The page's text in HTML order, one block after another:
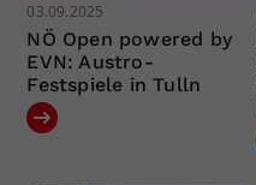
03.09.2025
NÖ Open powered by
EVN: Austro-
Festspiele in Tulln